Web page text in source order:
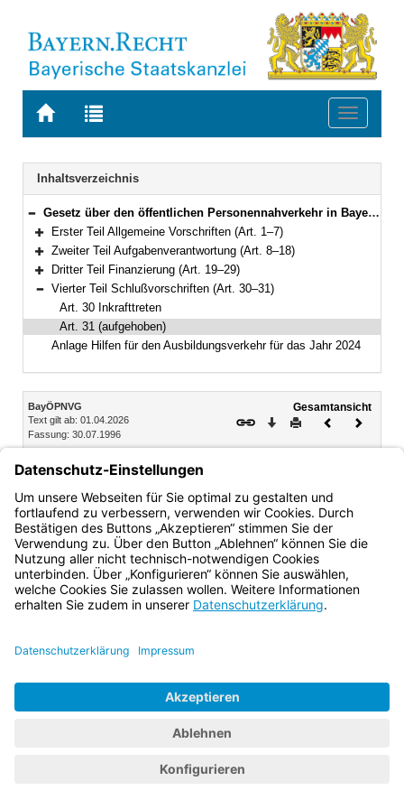
Zur
BAYERN.RECHT
Zur
letzten
Suche
Toggle
Navigation
Inhaltsverzeichnis
Bereich reduzieren
Gesetz über den öffentlichen Personennahverkehr in Bayern (BayÖPNVG) in der Fassung der Bekanntmachung vom 30. Juli 1996 (GVBl. S. 336) BayRS 922-1-B (Art. 1–31)
Bereich erweitern
Erster Teil Allgemeine Vorschriften (Art. 1–7)
Bereich erweitern
Zweiter Teil Aufgabenverantwortung (Art. 8–18)
Bereich erweitern
Dritter Teil Finanzierung (Art. 19–29)
Bereich reduzieren
Vierter Teil Schlußvorschriften (Art. 30–31)
Art. 30 Inkrafttreten
Art. 31 (aufgehoben)
Anlage Hilfen für den Ausbildungsverkehr für das Jahr 2024
Inhalt
BayÖPNVG
Text gilt ab: 01.04.2026
Fassung: 30.07.1996
Gesamtansicht
Download
DruckenVorheriges
Art. 31 (aufgehoben)
Bayern.de
BayernPortal
Datenschutz
Impressum